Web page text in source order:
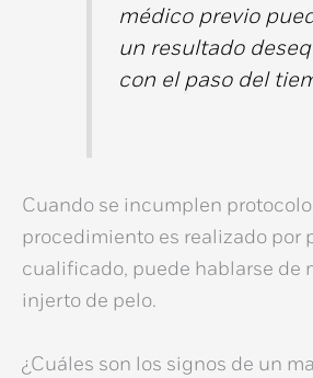
médico previo
un resultado
con el paso del
Cuando se incumplen
procedimiento es realizado por
cualificado, puede hablarse de
injerto de pelo.
¿Cuáles son los signos de un